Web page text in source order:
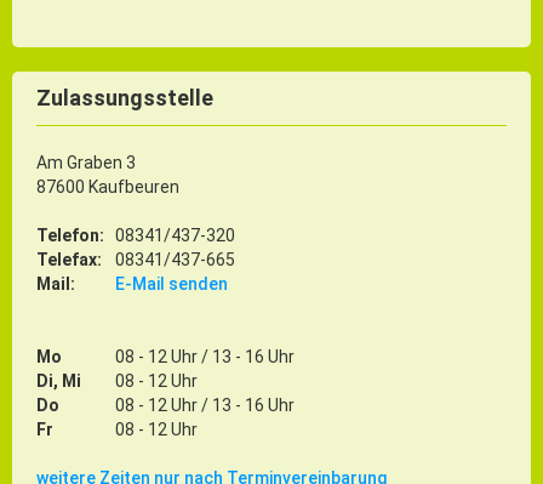
Zulassungsstelle
Am Graben 3
87600 Kaufbeuren
Telefon:
08341/437-320
Telefax:
08341/437-665
Mail:
E-Mail senden
Mo
08 - 12 Uhr / 13 - 16 Uhr
Di, Mi
08 - 12 Uhr
Do
08 - 12 Uhr / 13 - 16 Uhr
Fr
08 - 12 Uhr
weitere Zeiten nur nach Terminvereinbarung